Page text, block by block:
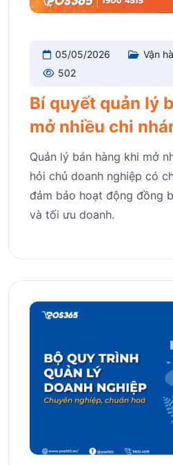
05/05/2026
Vận
502
Bí quyết quản lý
mở nhiều chi
Quản lý bán hàng khi mở
hỏi chủ doanh nghiệp có
đảm bảo hoạt động đồng
và tối ưu doanh.